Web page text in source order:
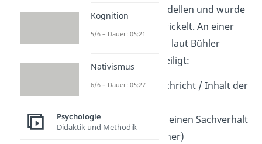
Kommunikationsmodellen und wurde
von Karl Bühler entwickelt. An einer
Kommunikation sind laut Bühler
immer drei Teile beteiligt:
Sachverhalt
(Nachricht / Inhalt der
Sender
(Der, der einen Sachverhalt
schildert / Sprecher)
Kognition
5/6 – Dauer: 05:21
Nativismus
6/6 – Dauer: 05:27
Psychologie
Didaktik und Methodik